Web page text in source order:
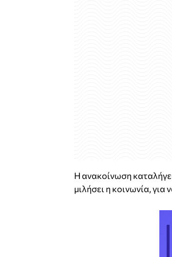
Η ανακοίνωση
μιλήσει η κοινωνία,